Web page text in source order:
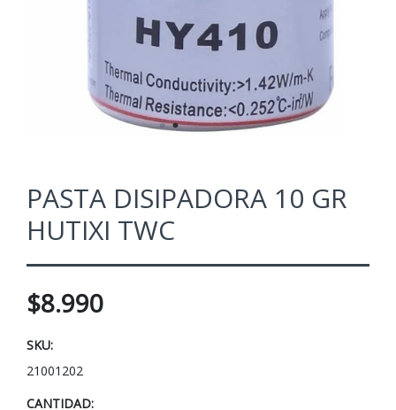
PASTA DISIPADORA 10 GR
HUTIXI TWC
$8.990
SKU:
21001202
CANTIDAD: